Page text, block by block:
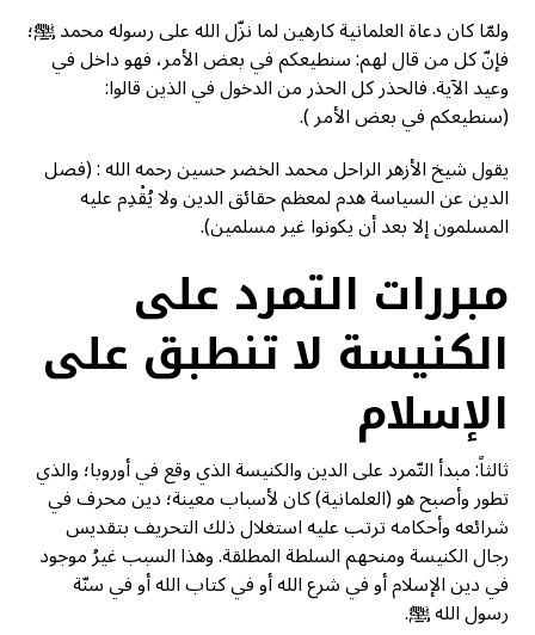
ولمّا كان دعاة العلمانية كارهين لما نزّل الله على رسوله محمد ﷺ؛
فإنّ كل من قال لهم: سنطيعكم في بعض الأمر، فهو داخل في
وعيد الآية. فالحذر كل الحذر من الدخول في الذين قالوا:
(سنطيعكم في بعض الأمر ).
يقول شيخ الأزهر الراحل محمد الخضر حسين رحمه الله : (فصل
الدين عن السياسة هدم لمعظم حقائق الدين ولا يُقْدِم عليه
المسلمون إلا بعد أن يكونوا غير مسلمين).
مبررات التمرد على
الكنيسة لا تنطبق على
الإسلام
ثالثاً: مبدأ التّمرد على الدين والكنيسة الذي وقع في أوروبا؛ والذي
تطور وأصبح هو (العلمانية) كان لأسباب معينة؛ دين محرف في
شرائعه وأحكامه ترتب عليه استغلال ذلك التحريف بتقديس
رجال الكنيسة ومنحهم السلطة المطلقة. وهذا السبب غيرُ موجود
في دين الإسلام أو في شرع الله أو في كتاب الله أو في سنّة
رسول الله ﷺ.